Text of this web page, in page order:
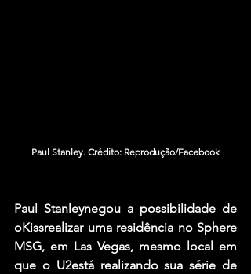
Paul Stanley. Crédito: Reprodução/Facebook
Paul Stanleynegou a possibilidade de
oKissrealizar uma residência no Sphere
MSG, em Las Vegas, mesmo local em
que o U2está realizando sua série de